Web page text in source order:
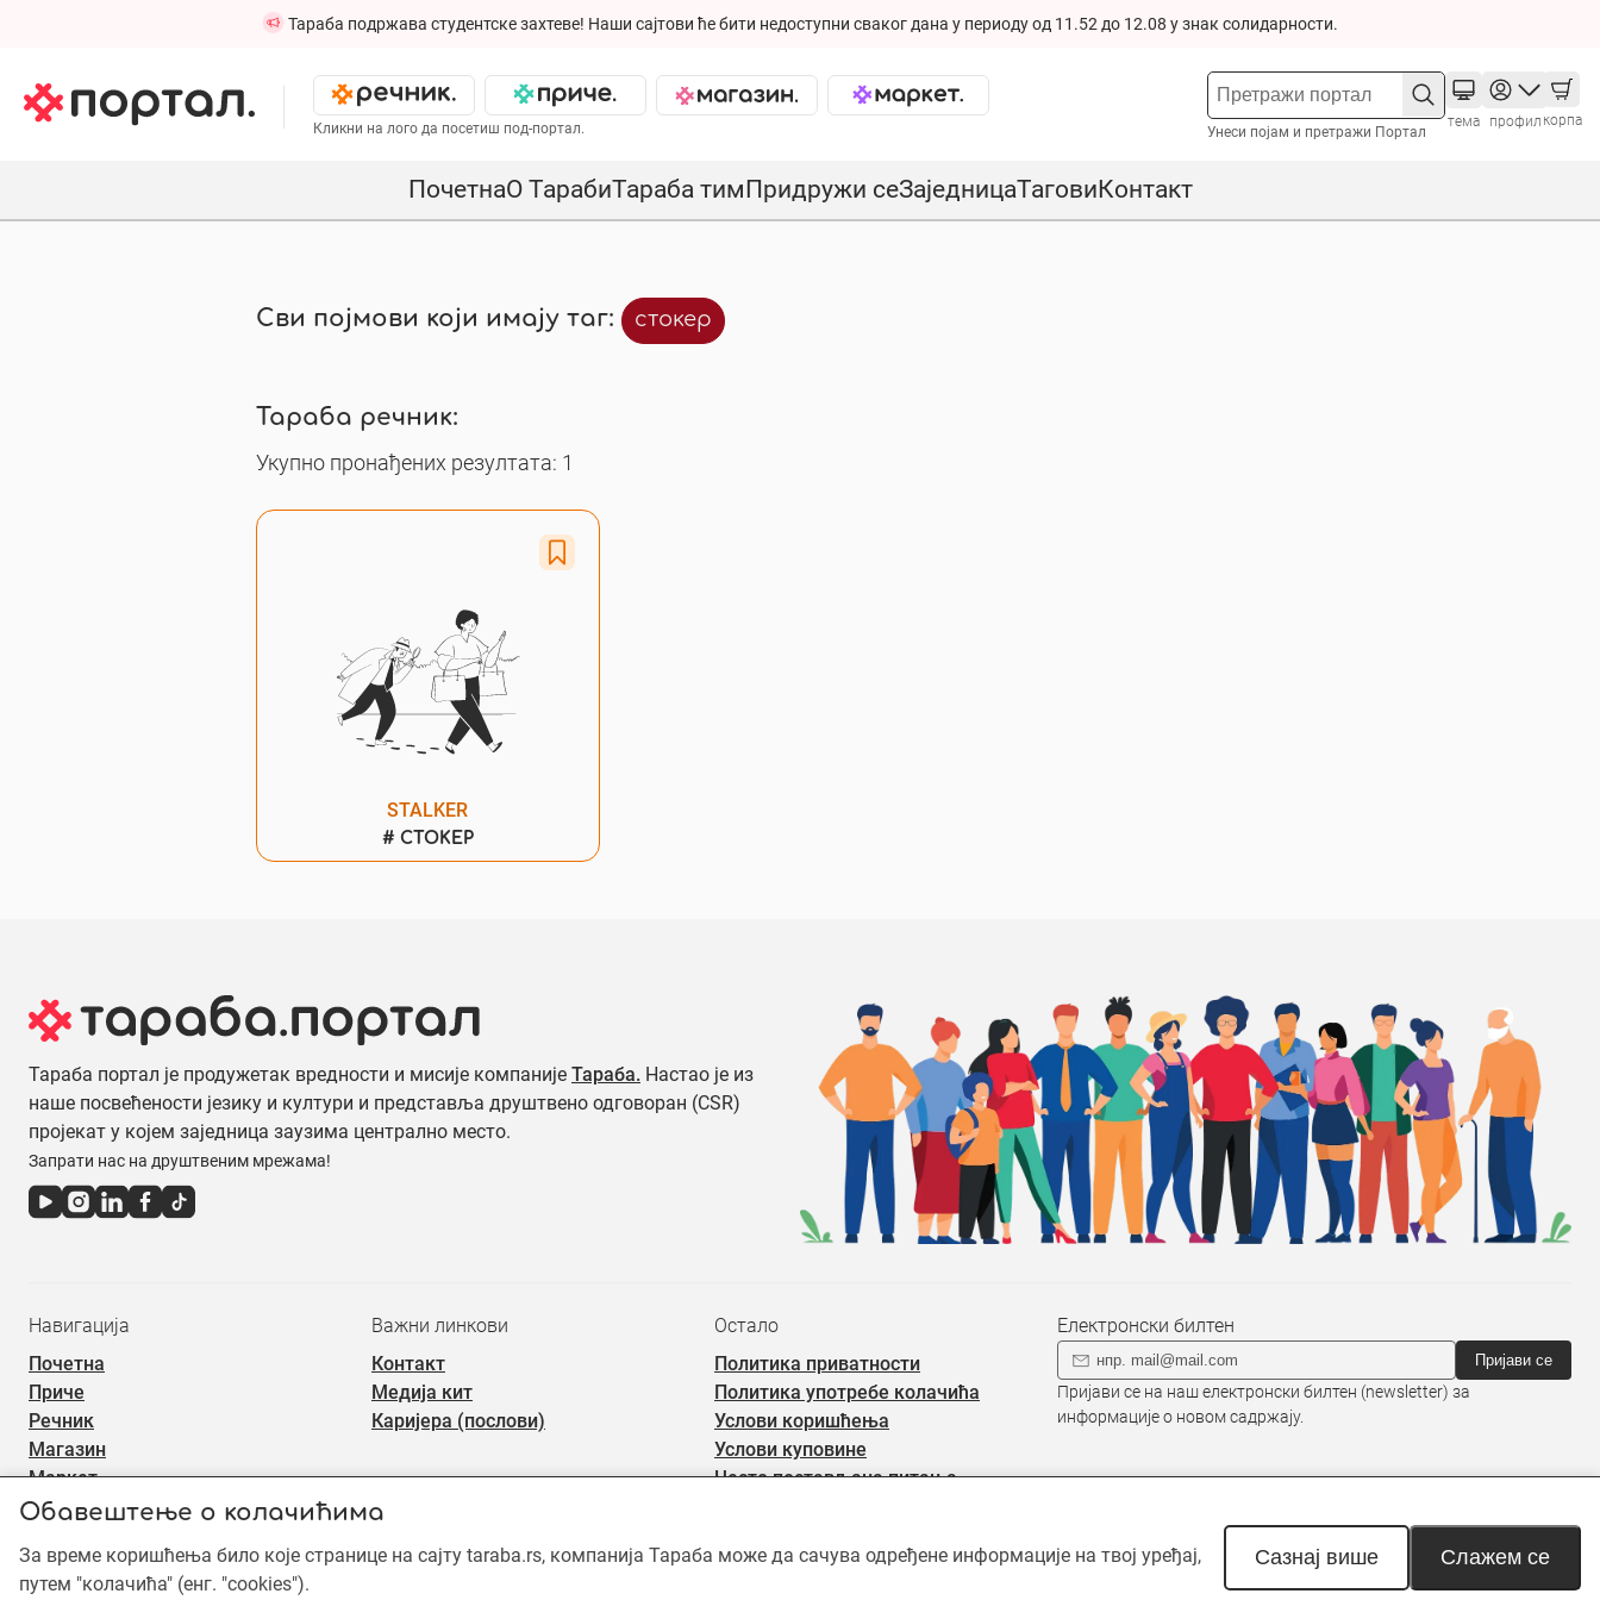
Тараба подржава студентске захтеве! Наши сајтови ће бити недоступни сваког дана у периоду од 11.52 до 12.08 у знак солидарности.
Кликни на лого да посетиш под-портал. Унеси појам и претражи Портал
тема профил корпа
ПочетнаО ТарабиТараба тимПридружи сеЗаједницаТаговиКонтакт
Сви појмови који имају таг: стокер
Тараба речник:
Укупно пронађених резултата: 1
STALKER
# СТОКЕР
Обавештење о колачићима
За време коришћења било које странице на сајту taraba.rs, компанија Тараба може да сачува одређене информације на твој уређај,
путем "колачића" (енг. "cookies").
Сазнај више Слажем се
Тараба портал је продужетак вредности и мисије компаније Тараба. Настао је из
наше посвећености језику и култури и представља друштвено одговоран (CSR)
пројекат у којем заједница заузима централно место.
Запрати нас на друштвеним мрежама!
Навигација
Почетна
Приче
Речник
Магазин
Маркет
Важни линкови
Контакт
Медија кит
Каријера (послови)
Остало
Политика приватности
Политика употребе колачића
Услови коришћења
Услови куповине
Често постављана питања
Електронски билтен
Пријави се
Пријави се на наш електронски билтен (newsletter) за
информације о новом садржају.
©2019 - 2026 Тараба доо. Сва права задржана. Садржај је заштићен ауторским правима и власништво је Тараба доо, осим када је наведено другачије. Неовлашћена
употреба садржаја је забрањена.